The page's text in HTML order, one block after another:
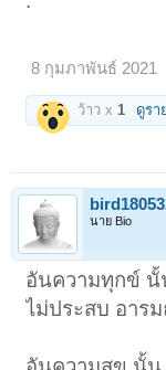
8 กุมภาพันธ์ 2021
ว้าว x 1 ดูรา
นาย Bio
อันความทุกข์ นั้
ไม่ประสบ อาร